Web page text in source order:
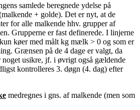
samlede beregnede ydelse på
+ golde). Det er nyt, at de
for alle malkende hhv. grupper af
Grupperne er fast definerede. I linjerne
køer med målt kg mælk > 0 og som er
Grænsen på de 4 dage er valgt, da
usikre, jf. i øvrigt også gældende
kontrolleres 3. døgn (4. dag) efter
medregnes i gns. af malkende (men som